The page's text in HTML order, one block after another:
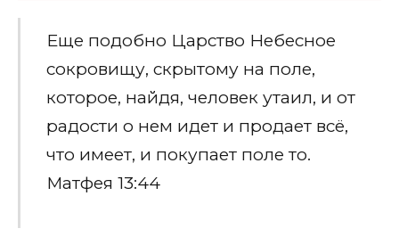
Еще подобно Царство Небесное
сокровищу, скрытому на поле,
которое, найдя, человек утаил, и от
радости о нем идет и продает всё,
что имеет, и покупает поле то.
Матфея 13:44